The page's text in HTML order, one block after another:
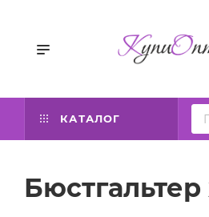
КАТАЛОГ